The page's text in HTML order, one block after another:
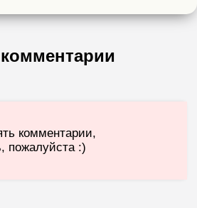
комментарии,
, пожалуйста :)